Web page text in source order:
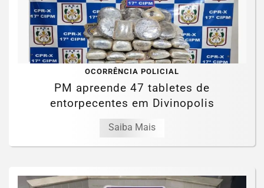
OCORRÊNCIA POLICIAL
PM apreende 47 tabletes de
entorpecentes em Divinopolis
Saiba Mais